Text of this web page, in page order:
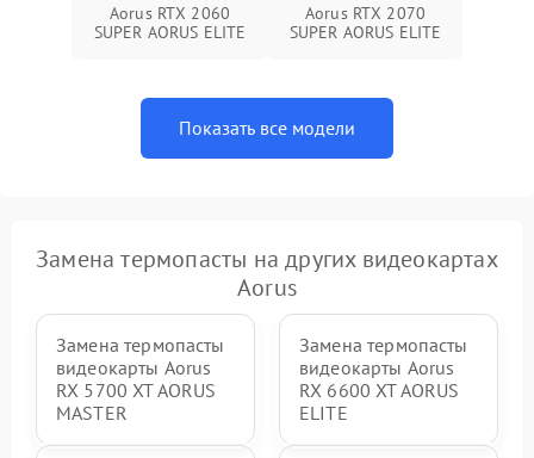
Aorus RTX 2060
SUPER AORUS ELITE
Aorus RTX 2070
SUPER AORUS ELITE
Показать все модели
Замена термопасты на других видеокартах
Aorus
Замена термопасты
видеокарты Aorus
RX 5700 XT AORUS
MASTER
Замена термопасты
видеокарты Aorus
RX 6600 XT AORUS
ELITE